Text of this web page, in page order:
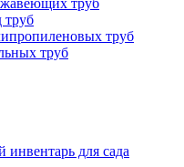
труб
труб
труб
инвентарь для сада